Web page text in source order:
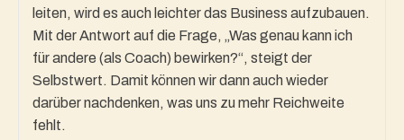
leiten, wird es auch leichter das Business aufzubauen.
Mit der Antwort auf die Frage, „Was genau kann ich
für andere (als Coach) bewirken?“, steigt der
Selbstwert. Damit können wir dann auch wieder
darüber nachdenken, was uns zu mehr Reichweite
fehlt.